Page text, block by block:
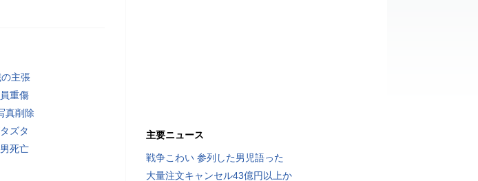
の主張
重傷
真削除
ズタ
死亡
主要ニュース
戦争こわい 参列した男児語った
大量注文キャンセル43億円以上か